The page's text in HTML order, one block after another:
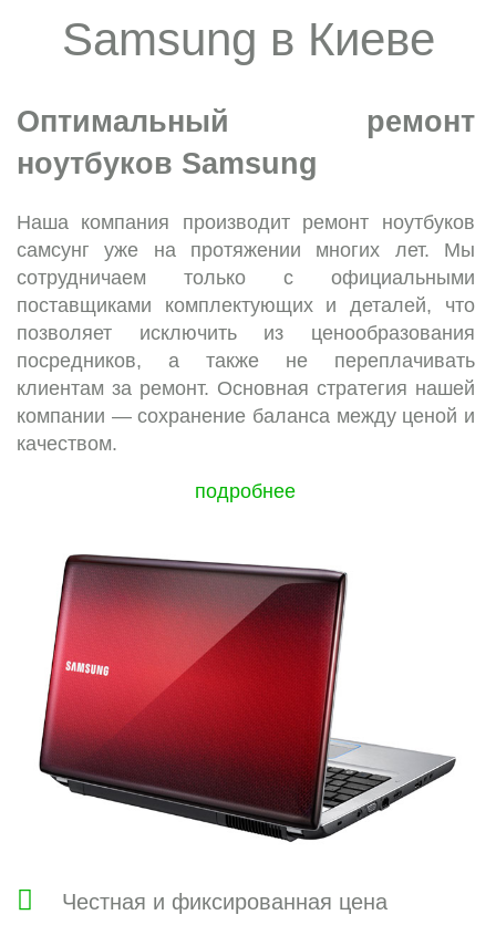
Samsung в Киеве
Оптимальный ремонт
ноутбуков Samsung
Наша компания производит ремонт ноутбуков
самсунг уже на протяжении многих лет. Мы
сотрудничаем только с официальными
поставщиками комплектующих и деталей, что
позволяет исключить из ценообразования
посредников, а также не переплачивать
клиентам за ремонт. Основная стратегия нашей
компании — сохранение баланса между ценой и
качеством.
подробнее
Честная и фиксированная цена